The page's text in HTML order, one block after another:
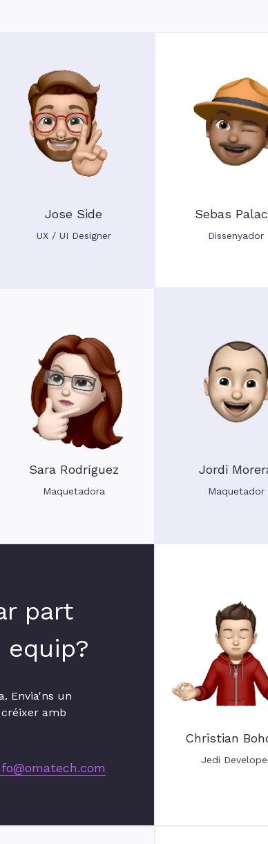
Jose Side
UX / UI Designer
Sebas
Dissenyador
Sara Rodríguez
Maquetadora
Jordi
Maquetador
part
Envia'ns un
amb
Christian
Jedi